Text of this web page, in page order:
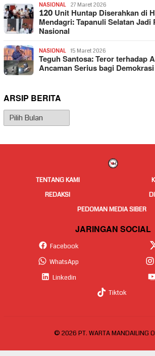
NASIONAL 27 Maret 2026
120 Unit Huntap Diserahkan di
Mendagri: Tapanuli Selatan Jadi
Nasional
NASIONAL 15 Maret 2026
Teguh Santosa: Teror terhadap
Ancaman Serius bagi Demokrasi
ARSIP BERITA
Arsip
Berita
TENTANG KAMI
REDAKSI
PEDOMAN MEDIA SIBER
JARINGAN SOCIAL
Facebook
WhatsApp
Linkedin
Tiktok
© 2026 PT. WARTA MANDAILING